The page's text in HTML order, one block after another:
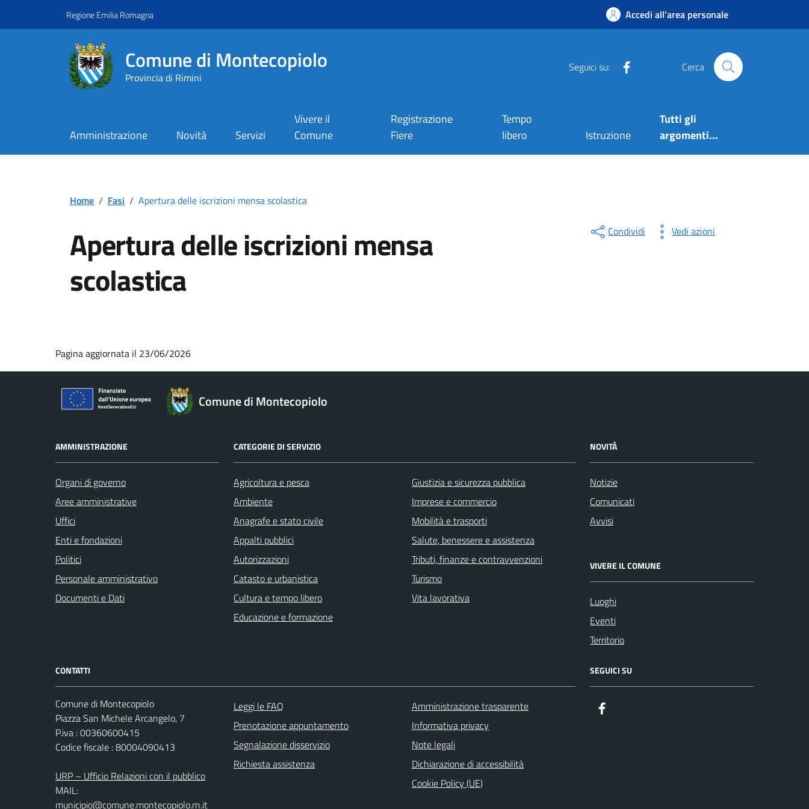
Regione Emilia Romagna Accedi all'area personale
Comune di Montecopiolo
Provincia di Rimini
Seguici su: Cerca
Amministrazione Novità Servizi
Vivere il
Comune
Registrazione
Fiere
Tempo
libero
Istruzione
Tutti gli
argomenti...
Home / Fasi / Apertura delle iscrizioni mensa scolastica
Apertura delle iscrizioni mensa
scolastica
Condividi Vedi azioni
Pagina aggiornata il 23/06/2026
Comune di Montecopiolo
AMMINISTRAZIONE
Organi di governo
Aree amministrative
Uffici
Enti e fondazioni
Politici
Personale amministrativo
Documenti e Dati
CATEGORIE DI SERVIZIO
Agricoltura e pesca
Ambiente
Anagrafe e stato civile
Appalti pubblici
Autorizzazioni
Catasto e urbanistica
Cultura e tempo libero
Educazione e formazione
Giustizia e sicurezza pubblica
Imprese e commercio
Mobilità e trasporti
Salute, benessere e assistenza
Tributi, finanze e contravvenzioni
Turismo
Vita lavorativa
NOVITÀ
Notizie
Comunicati
Avvisi
VIVERE IL COMUNE
Luoghi
Eventi
Territorio
CONTATTI
Comune di Montecopiolo
Piazza San Michele Arcangelo, 7
P.iva : 00360600415
Codice fiscale : 80004090413
URP – Ufficio Relazioni con il pubblico
MAIL:
municipio@comune.montecopiolo.rn.it
Leggi le FAQ
Prenotazione appuntamento
Segnalazione disservizio
Richiesta assistenza
Amministrazione trasparente
Informativa privacy
Note legali
Dichiarazione di accessibilità
Cookie Policy (UE)
SEGUICI SU